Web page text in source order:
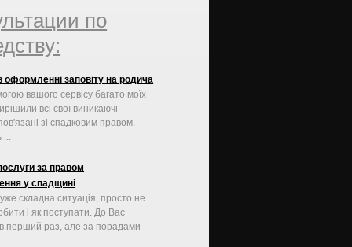
по
оформленні заповіту на родича
вашого сервісу багато моїх
всі свої виникаючі
зі спадковим правом.
...
за правом
у спадщині
складна ситуація, просто не
і як поступати. До Вас
перший раз, але за порадами